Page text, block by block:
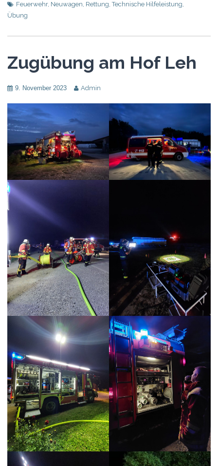
Feuerwehr, Neuwagen, Rettung,Technische Hilfeleistung,
Übung
Zugübung am Hof Leh
9. November 2023 Admin